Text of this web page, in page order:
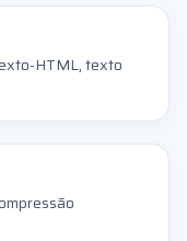
HTML, texto